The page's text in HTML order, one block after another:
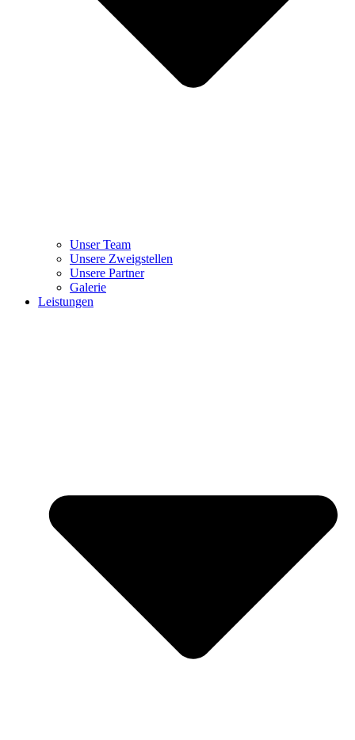
Unser Team
Unsere Zweigstellen
Unsere Partner
Galerie
Leistungen